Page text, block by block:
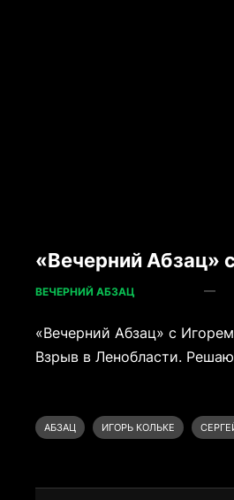
«Вечерний Абзац»
ВЕЧЕРНИЙ АБЗАЦ —
«Вечерний Абзац» с
Взрыв в Ленобласти.
АБЗАЦ ИГОРЬ КОЛЬКЕ